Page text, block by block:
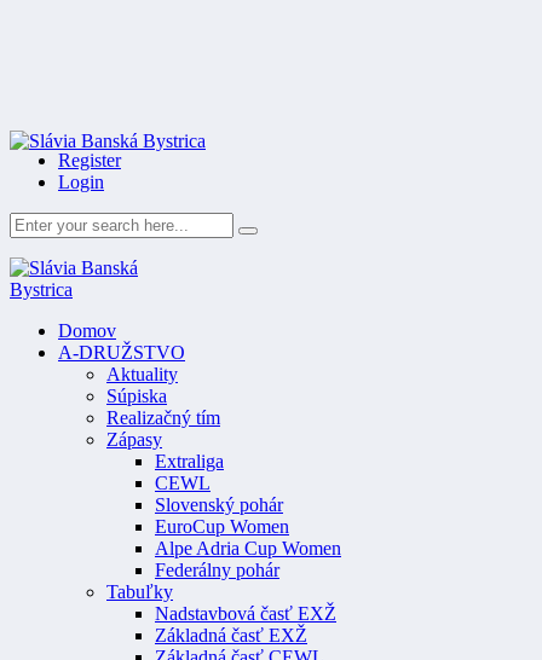
Register
Login
Domov
A-DRUŽSTVO
Aktuality
Súpiska
Realizačný tím
Zápasy
Extraliga
CEWL
Slovenský pohár
EuroCup Women
Alpe Adria Cup Women
Federálny pohár
Tabuľky
Nadstavbová časť EXŽ
Základná časť EXŽ